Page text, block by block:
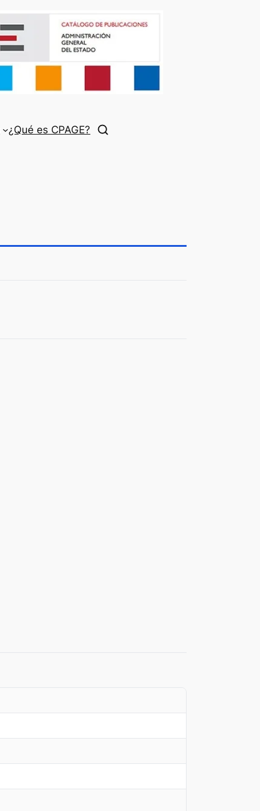
¿Qué es CPAGE?